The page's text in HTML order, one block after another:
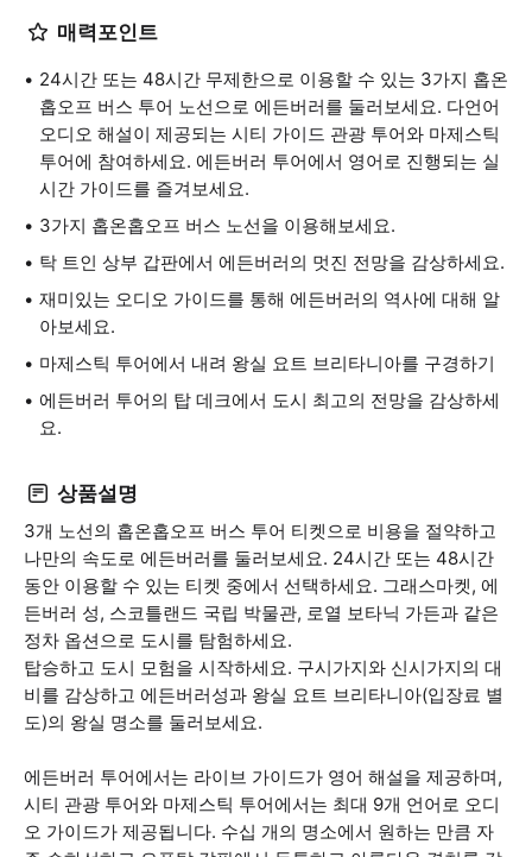
매력포인트
24시간 또는 48시간 무제한으로 이용할 수 있는 3가지 홉온
홉오프 버스 투어 노선으로 에든버러를 둘러보세요. 다언어
오디오 해설이 제공되는 시티 가이드 관광 투어와 마제스틱
투어에 참여하세요. 에든버러 투어에서 영어로 진행되는 실
시간 가이드를 즐겨보세요.
3가지 홉온홉오프 버스 노선을 이용해보세요.
탁 트인 상부 갑판에서 에든버러의 멋진 전망을 감상하세요.
재미있는 오디오 가이드를 통해 에든버러의 역사에 대해 알
아보세요.
마제스틱 투어에서 내려 왕실 요트 브리타니아를 구경하기
에든버러 투어의 탑 데크에서 도시 최고의 전망을 감상하세
요.
상품설명
3개 노선의 홉온홉오프 버스 투어 티켓으로 비용을 절약하고
나만의 속도로 에든버러를 둘러보세요. 24시간 또는 48시간
동안 이용할 수 있는 티켓 중에서 선택하세요. 그래스마켓, 에
든버러 성, 스코틀랜드 국립 박물관, 로열 보타닉 가든과 같은
정차 옵션으로 도시를 탐험하세요.
탑승하고 도시 모험을 시작하세요. 구시가지와 신시가지의 대
비를 감상하고 에든버러성과 왕실 요트 브리타니아(입장료 별
도)의 왕실 명소를 둘러보세요.
에든버러 투어에서는 라이브 가이드가 영어 해설을 제공하며,
시티 관광 투어와 마제스틱 투어에서는 최대 9개 언어로 오디
오 가이드가 제공됩니다. 수십 개의 명소에서 원하는 만큼 자